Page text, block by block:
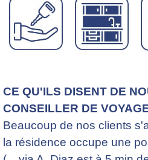
CE QU'ILS DISENT DE
CONSEILLER DE
Beaucoup de nos clients
la résidence occupe une